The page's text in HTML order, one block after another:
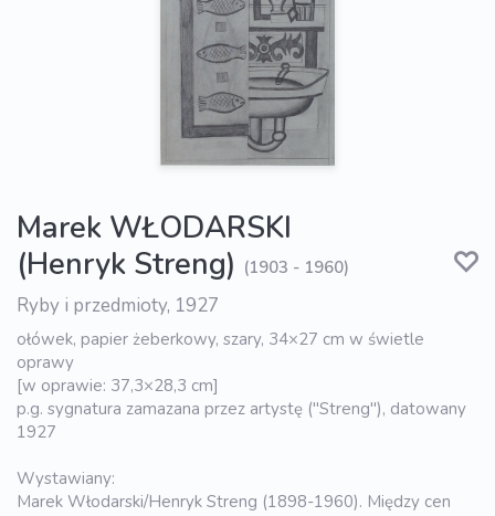
Marek WŁODARSKI
(Henryk Streng) (1903 - 1960)
Ryby i przedmioty, 1927
ołówek, papier żeberkowy, szary, 34×27 cm w świetle
oprawy
[w oprawie: 37,3×28,3 cm]
p.g. sygnatura zamazana przez artystę ("Streng"), datowany
1927
Wystawiany:
Marek Włodarski/Henryk Streng (1898-1960). Między cen